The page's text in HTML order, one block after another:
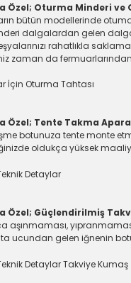
Özel; Oturma Minderi ve
bütün modellerinde
dalgalardan gelen
rahatlıkla
zaman da
Özel; Tente Takma
botunuza tente monte
oldukça yüksek
Özel; Güçlendirilmiş
aşınmaması,
ucundan gelen iğnenin